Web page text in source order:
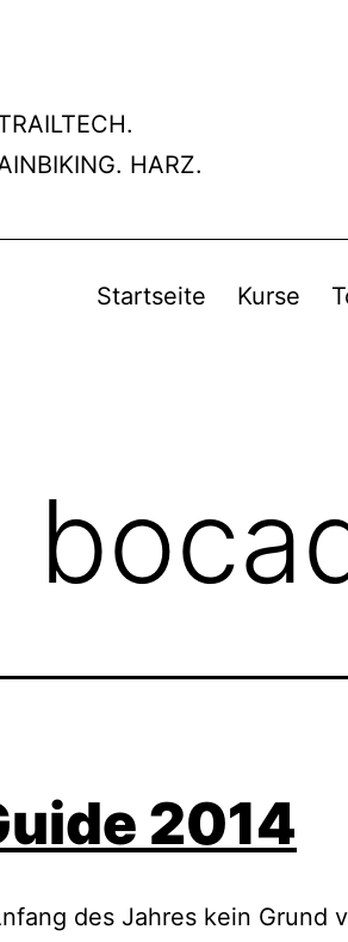
Startseite Kurse
2014
des Jahres kein Grund